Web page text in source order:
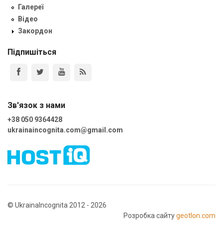
Галереї
Відео
Закордон
Підпишіться
Зв'язок з нами
+38 050 9364428
ukrainaincognita.com@gmail.com
© UkrainaIncognita 2012 - 2026
Розробка сайтуgeotlon.com